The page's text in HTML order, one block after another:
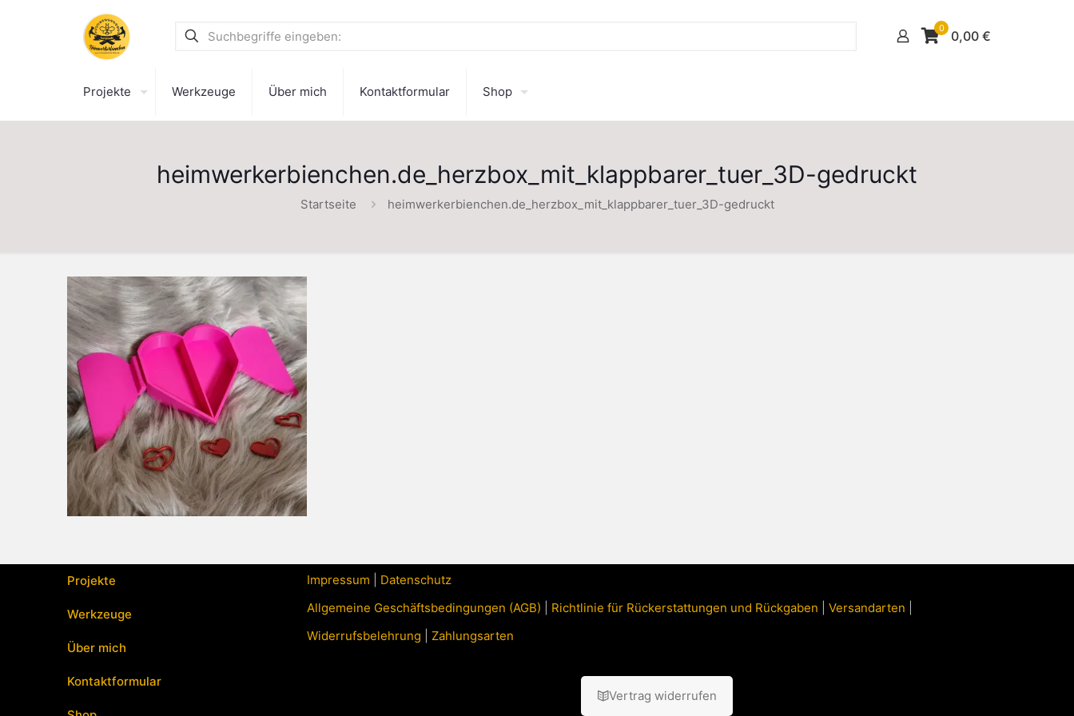
0 0,00 €
Projekte Werkzeuge Über mich Kontaktformular Shop
heimwerkerbienchen.de_herzbox_mit_klappbarer_tuer_3D-gedruckt
Startseite heimwerkerbienchen.de_herzbox_mit_klappbarer_tuer_3D-gedruckt
Projekte
Werkzeuge
Über mich
Kontaktformular
Impressum
Datenschutz
Allgemeine Geschäftsbedingungen (AGB)
Richtlinie für Rückerstattungen und Rückgaben Versandarten
Widerrufsbelehrung
Zahlungsarten
Vertrag widerrufen